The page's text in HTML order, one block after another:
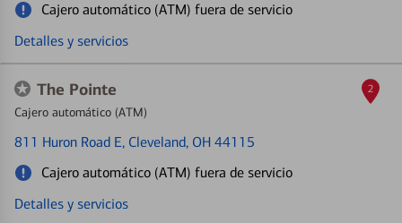
Cajero automático (ATM) fuera de servicio
Detalles y servicios
The Pointe
Cajero automático (ATM)
811 Huron Road E, Cleveland, OH 44115
Cajero automático (ATM) fuera de servicio
Detalles y servicios
2